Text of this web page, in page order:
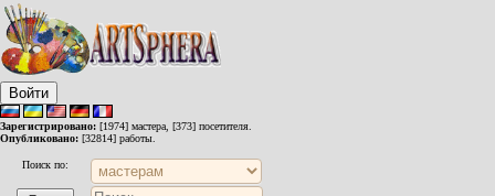
Войти
Зарегистрировано: [1974] мастера, [373] посетителя.
Опубликовано: [32814] работы.
Поиск по: